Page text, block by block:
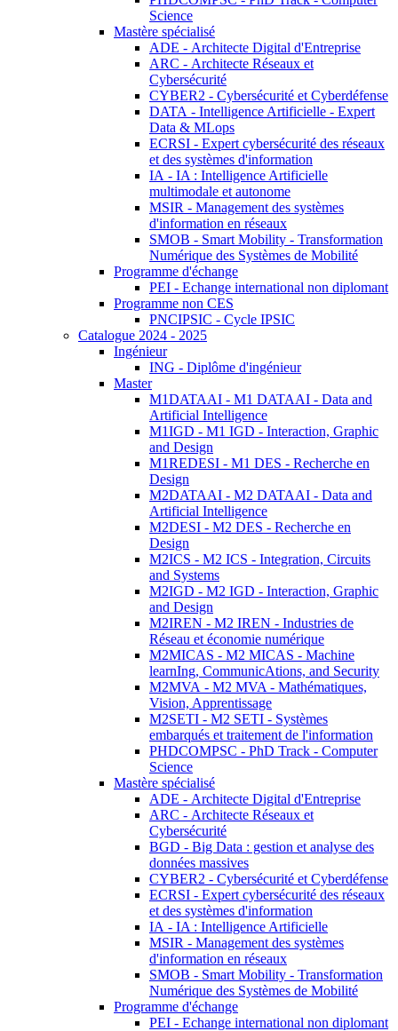
Science
Mastère spécialisé
ADE - Architecte Digital d'Entreprise
ARC - Architecte Réseaux et
Cybersécurité
CYBER2 - Cybersécurité et Cyberdéfense
DATA - Intelligence Artificielle - Expert
Data & MLops
ECRSI - Expert cybersécurité des réseaux
et des systèmes d'information
IA - IA : Intelligence Artificielle
multimodale et autonome
MSIR - Management des systèmes
d'information en réseaux
SMOB - Smart Mobility - Transformation
Numérique des Systèmes de Mobilité
Programme d'échange
PEI - Echange international non diplomant
Programme non CES
PNCIPSIC - Cycle IPSIC
Catalogue 2024 - 2025
Ingénieur
ING - Diplôme d'ingénieur
Master
M1DATAAI - M1 DATAAI - Data and
Artificial Intelligence
M1IGD - M1 IGD - Interaction, Graphic
and Design
M1REDESI - M1 DES - Recherche en
Design
M2DATAAI - M2 DATAAI - Data and
Artificial Intelligence
M2DESI - M2 DES - Recherche en
Design
M2ICS - M2 ICS - Integration, Circuits
and Systems
M2IGD - M2 IGD - Interaction, Graphic
and Design
M2IREN - M2 IREN - Industries de
Réseau et économie numérique
M2MICAS - M2 MICAS - Machine
learnIng, CommunicAtions, and Security
M2MVA - M2 MVA - Mathématiques,
Vision, Apprentissage
M2SETI - M2 SETI - Systèmes
embarqués et traitement de l'information
PHDCOMPSC - PhD Track - Computer
Science
Mastère spécialisé
ADE - Architecte Digital d'Entreprise
ARC - Architecte Réseaux et
Cybersécurité
BGD - Big Data : gestion et analyse des
données massives
CYBER2 - Cybersécurité et Cyberdéfense
ECRSI - Expert cybersécurité des réseaux
et des systèmes d'information
IA - IA : Intelligence Artificielle
MSIR - Management des systèmes
d'information en réseaux
SMOB - Smart Mobility - Transformation
Numérique des Systèmes de Mobilité
Programme d'échange
PEI - Echange international non diplomant